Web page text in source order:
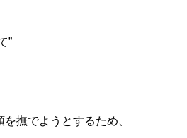
”
撫でようとするため、